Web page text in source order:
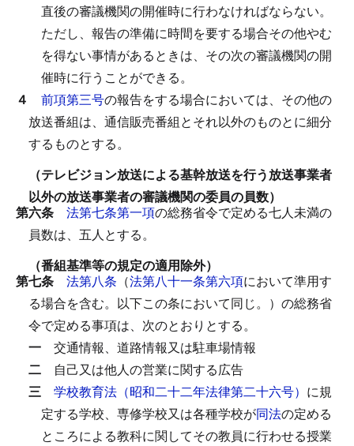
直後の審議機関の開催時に行わなければならない。
ただし、報告の準備に時間を要する場合その他やむ
を得ない事情があるときは、その次の審議機関の開
催時に行うことができる。
４
前項第三号の報告をする場合においては、その他の
放送番組は、通信販売番組とそれ以外のものとに細分
するものとする。
（テレビジョン放送による基幹放送を行う放送事業者
以外の放送事業者の審議機関の委員の員数）
第六条
法第七条第一項の総務省令で定める七人未満の
員数は、五人とする。
（番組基準等の規定の適用除外）
第七条
法第八条 （法第八十一条第六項において準用す
る場合を含む。以下この条において同じ。）の総務省
令で定める事項は、次のとおりとする。
一
交通情報、道路情報又は駐車場情報
二
自己又は他人の営業に関する広告
三
学校教育法（昭和二十二年法律第二十六号） に規
定する学校、専修学校又は各種学校が同法の定める
ところによる教科に関してその教員に行わせる授業